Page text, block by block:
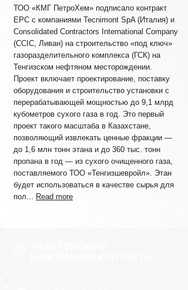
ТОО «КМГ ПетроХем» подписало контракт
EPC с компаниями Tecnimont SpA (Италия) и
Consolidated Contractors International Company
(CCIC, Ливан) на строительство «под ключ»
газоразделительного комплекса (ГСК) на
Тенгизском нефтяном месторождении.
Проект включает проектирование, поставку
оборудования и строительство установки с
перерабатывающей мощностью до 9,1 млрд
кубометров сухого газа в год. Это первый
проект такого масштаба в Казахстане,
позволяющий извлекать ценные фракции —
до 1,6 млн тонн этана и до 360 тыс. тонн
пропана в год — из сухого очищенного газа,
поставляемого ТОО «Тенгизшевройл». Этан
будет использоваться в качестве сырья для
пол... Read more